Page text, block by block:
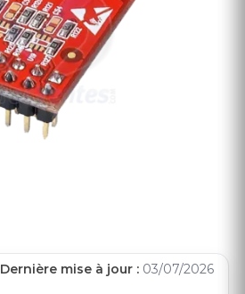
Dernière mise à jour : 03/07/2026